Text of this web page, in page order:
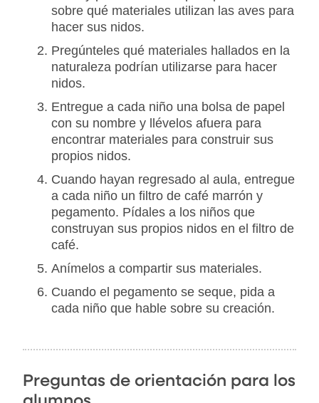
sobre qué materiales utilizan las aves para
hacer sus nidos.
Pregúnteles qué materiales hallados en la
naturaleza podrían utilizarse para hacer
nidos.
Entregue a cada niño una bolsa de papel
con su nombre y llévelos afuera para
encontrar materiales para construir sus
propios nidos.
Cuando hayan regresado al aula, entregue
a cada niño un filtro de café marrón y
pegamento. Pídales a los niños que
construyan sus propios nidos en el filtro de
café.
Anímelos a compartir sus materiales.
Cuando el pegamento se seque, pida a
cada niño que hable sobre su creación.
Preguntas de orientación para los